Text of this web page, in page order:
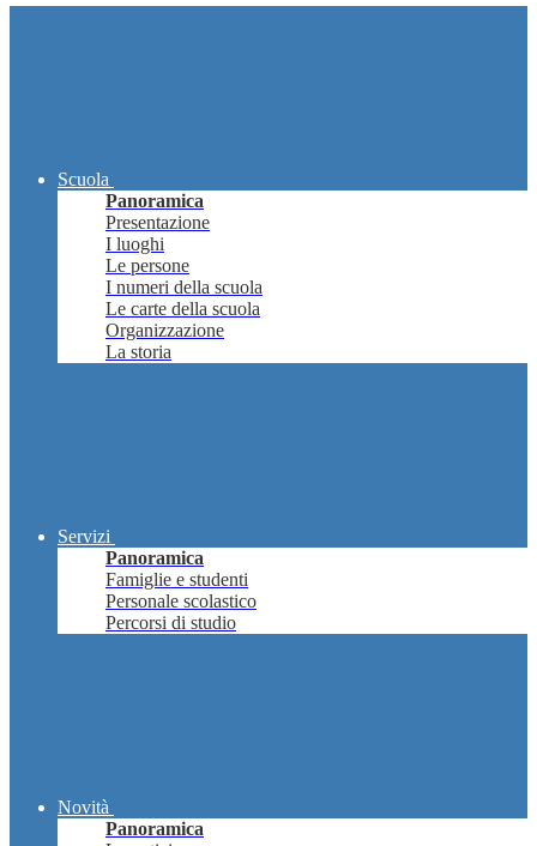
Scuola
Panoramica
Presentazione
I luoghi
Le persone
I numeri della scuola
Le carte della scuola
Organizzazione
La storia
Servizi
Panoramica
Famiglie e studenti
Personale scolastico
Percorsi di studio
Novità
Panoramica